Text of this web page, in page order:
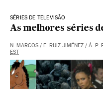
SÉRIES DE TELEVISÃO
As melhores séries
N. MARCOS / E. RUIZ JIMÉNEZ / Á. P.
EST